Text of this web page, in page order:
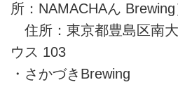
所：NAMACHAん Brewing
住所：東京都豊島区南
ウス 103
・さかづきBrewing